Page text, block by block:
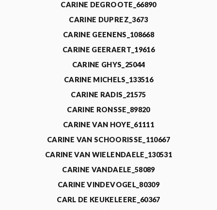
CARINE DEGROOTE_66890
CARINE DUPREZ_3673
CARINE GEENENS_108668
CARINE GEERAERT_19616
CARINE GHYS_25044
CARINE MICHELS_133516
CARINE RADIS_21575
CARINE RONSSE_89820
CARINE VAN HOYE_61111
CARINE VAN SCHOORISSE_110667
CARINE VAN WIELENDAELE_130531
CARINE VANDAELE_58089
CARINE VINDEVOGEL_80309
CARL DE KEUKELEERE_60367